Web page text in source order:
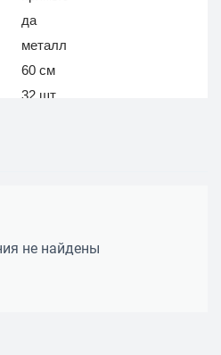
да
металл
60 см
32 шт.
не найдены